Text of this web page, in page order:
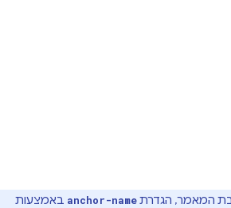
המאמר, הגדרתanchor-nameבאמצעות